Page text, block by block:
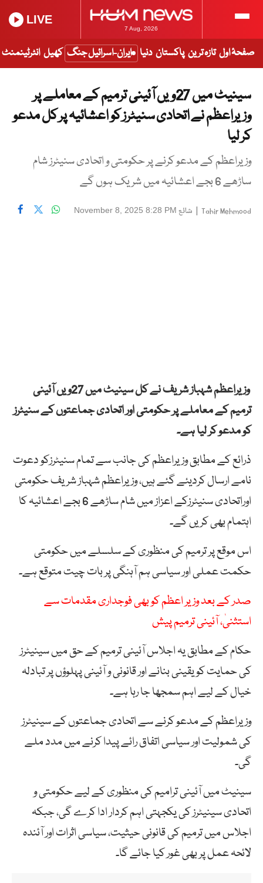
7 Aug, 2026
LIVE
صفحۂ اول تازہ ترین پاکستان دنیا ایران-اسرائیل جنگ کھیل انٹرٹینمنٹ
سینیٹ میں 27ویں آئینی ترمیم کے معاملے پر
وزیراعظم نے اتحادی سنیٹرز کو اعشائیہ پر کل مدعو
کر لیا
وزیراعظم کے مدعو کرنے پر حکومتی و اتحادی سنیٹرز شام
ساڑھے 6 بجے اعشائیہ میں شریک ہوں گے
Tahir Mehmood
| شائع November 8, 2025 8:28 PM
وزیراعظم شہباز شریف نے کل سینیٹ میں 27ویں آئینی
ترمیم کے معاملے پر حکومتی اور اتحادی جماعتوں کے سنیٹرز
کو مدعو کر لیا ہے۔
ذرائع کے مطابق وزیراعظم کی جانب سے تمام سنیٹرزکو دعوت
نامے ارسال کردیئے گئے ہیں، وزیراعظم شہباز شریف حکومتی
اوراتحادی سنیٹرزکے اعزاز میں شام ساڑھے 6 بجے اعشائیہ کا
اہتمام بھی کریں گے۔
اس موقع پر ترمیم کی منظوری کے سلسلے میں حکومتی
حکمت عملی اور سیاسی ہم آہنگی پر بات چیت متوقع ہے۔
صدر کے بعد وزیر اعظم کو بھی فوجداری مقدمات سے
استثنیٰ، آئینی ترمیم پیش
حکام کے مطابق یہ اجلاس آئینی ترمیم کے حق میں سینیٹرز
کی حمایت کو یقینی بنانے اور قانونی و آئینی پہلوؤں پر تبادلہ
خیال کے لیے اہم سمجھا جا رہا ہے۔
وزیراعظم کے مدعو کرنے سے اتحادی جماعتوں کے سینیٹرز
کی شمولیت اور سیاسی اتفاق رائے پیدا کرنے میں مدد ملے
گی۔
سینیٹ میں آئینی ترامیم کی منظوری کے لیے حکومتی و
اتحادی سینیٹرز کی یکجہتی اہم کردار ادا کرے گی، جبکہ
اجلاس میں ترمیم کی قانونی حیثیت، سیاسی اثرات اور آئندہ
لائحہ عمل پر بھی غور کیا جائے گا۔